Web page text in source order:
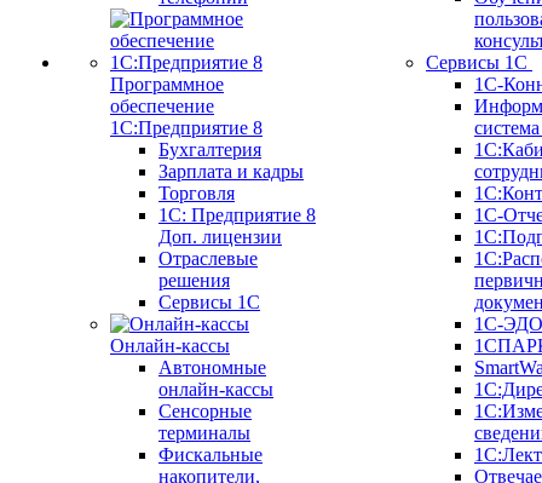
Программное
обеспечение
1С:Предприятие 8
Бухгалтерия
Зарплата и кадры
Торговля
1C: Предприятие 8
Доп. лицензии
Отраслевые
решения
Сервисы 1С
Онлайн-кассы
Автономные
онлайн-кассы
Сенсорные
терминалы
Фискальные
накопители,
Сервисы 1С
1С-
1С-
1С-ЭДО